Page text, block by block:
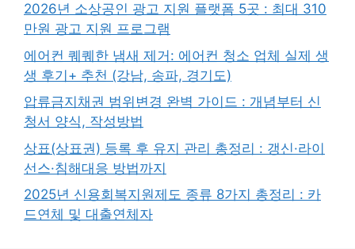
2026년 소상공인 광고 지원 플랫폼 5곳 : 최대 310
만원 광고 지원 프로그램
에어컨 퀘퀘한 냄새 제거: 에어컨 청소 업체 실제 생
생 후기+ 추천 (강남, 송파, 경기도)
압류금지채권 범위변경 완벽 가이드 : 개념부터 신
청서 양식, 작성방법
상표(상표권) 등록 후 유지 관리 총정리 : 갱신·라이
선스·침해대응 방법까지
2025년 신용회복지원제도 종류 8가지 총정리 : 카
드연체 및 대출연체자